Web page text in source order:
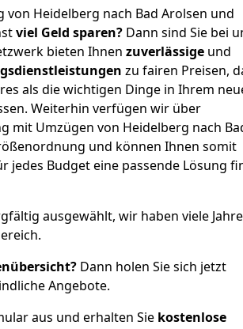
von Heidelberg nach Bad Arolsen und
viel Geld sparen? Dann sind Sie bei
bieten Ihnen zuverlässige und
zu fairen Preisen,
als die wichtigen Dinge in Ihrem
Weiterhin verfügen wir über
mit Umzügen von Heidelberg nach
und können Ihnen somit
jedes Budget eine passende Lösung
ausgewählt, wir haben viele Jahre
Dann holen Sie sich jetzt
Angebote.
aus und erhalten Sie kostenlose